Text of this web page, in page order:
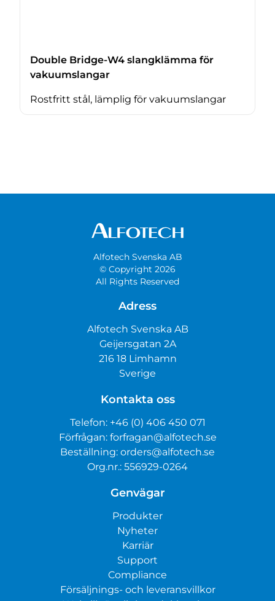
Double Bridge-W4 slangklämma för
vakuumslangar
Rostfritt stål, lämplig för vakuumslangar
Alfotech Svenska AB
© Copyright 2026
All Rights Reserved
Adress
Alfotech Svenska AB
Geijersgatan 2A
216 18 Limhamn
Sverige
Kontakta oss
Telefon: +46 (0) 406 450 071
Förfrågan: forfragan@alfotech.se
Beställning: orders@alfotech.se
Org.nr.: 556929-0264
Genvägar
Produkter
Nyheter
Karriär
Support
Compliance
Försäljnings- och leveransvillkor